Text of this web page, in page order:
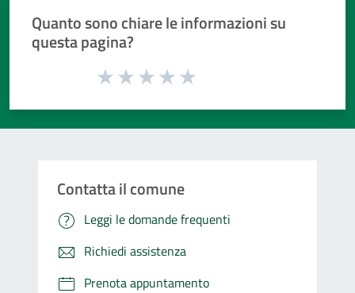
Quanto sono chiare le informazioni su
questa pagina?
Valuta da 1 a 5 stelle la pagina
Contatta il comune
Leggi le domande frequenti
Richiedi assistenza
Prenota appuntamento